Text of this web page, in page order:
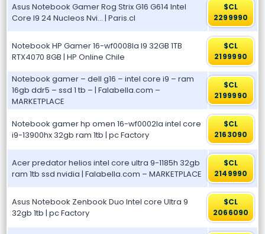
Asus Notebook Gamer Rog Strix G16 G614 Intel
Core I9 24 Nucleos Nvi… | Paris.cl
$CL
2299990
Notebook HP Gamer 16-wf0008la I9 32GB 1TB
RTX4070 8GB | HP Online Chile
$CL
2199990
Notebook gamer – dell g16 – intel core i9 – ram
16gb ddr5 – ssd 1 tb – | Falabella.com –
MARKETPLACE
$CL
2199990
Notebook gamer hp omen 16-wf0002la intel core
i9-13900hx 32gb ram 1tb | pc Factory
$CL
2163090
Acer predator helios intel core ultra 9-1185h 32gb
ram 1tb ssd nvidia | Falabella.com – MARKETPLACE
$CL
2149990
Asus Notebook Zenbook Duo Intel core Ultra 9
32gb 1tb | pc Factory
$CL
2066090